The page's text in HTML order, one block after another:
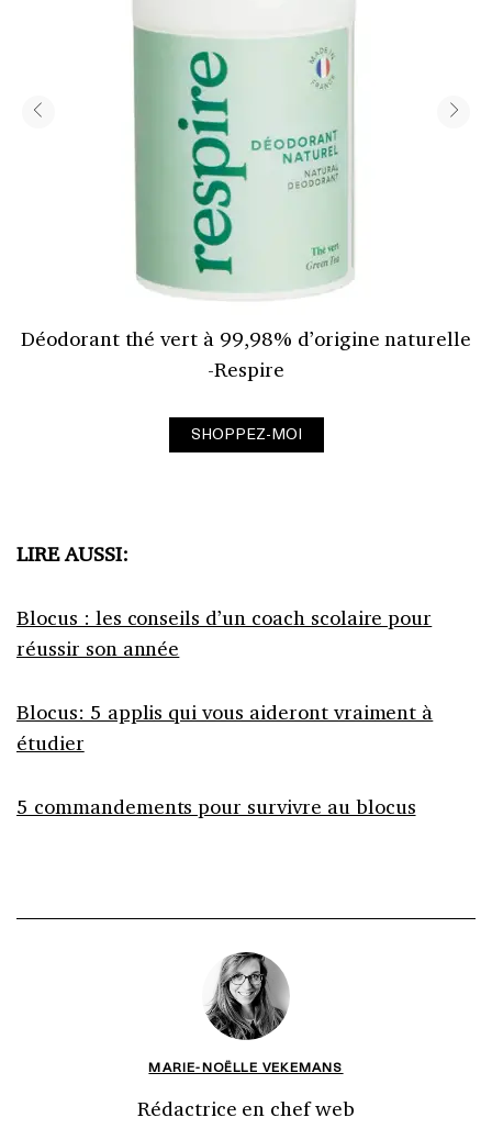
Déodorant thé vert à 99,98% d’origine naturelle
-Respire
SHOPPEZ-MOI
LIRE AUSSI:
Blocus : les conseils d’un coach scolaire pour
réussir son année
Blocus: 5 applis qui vous aideront vraiment à
étudier
5 commandements pour survivre au blocus
MARIE-NOËLLE VEKEMANS
Rédactrice en chef web